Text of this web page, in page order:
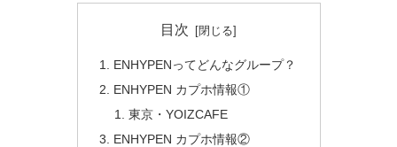
目次
ENHYPENってどんなグループ？
ENHYPEN カプホ情報①
東京・YOIZCAFE
ENHYPEN カプホ情報②